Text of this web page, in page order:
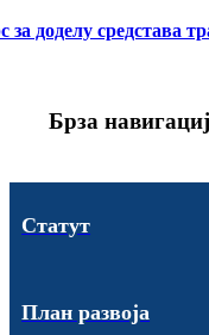
за доделу средстава
Брза
Статут
План развоја